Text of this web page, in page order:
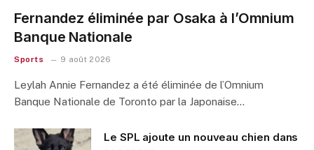
Fernandez éliminée par Osaka à l’Omnium
Banque Nationale
Sports 9 août 2026
Leylah Annie Fernandez a été éliminée de l’Omnium
Banque Nationale de Toronto par la Japonaise…
Le SPL ajoute un nouveau chien dans